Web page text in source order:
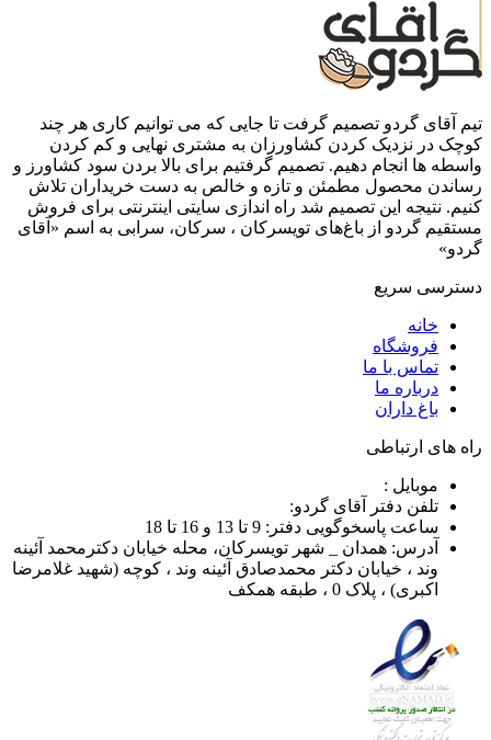
تیم آقای گردو تصمیم گرفت تا جایی که می توانیم کاری هر چند
کوچک در نزدیک کردن کشاورزان به مشتری نهایی و کم کردن
واسطه ها انجام دهیم. تصمیم گرفتیم برای بالا بردن سود کشاورز و
رساندن محصول مطمئن و تازه و خالص به دست خریداران تلاش
کنیم. نتیجه این تصمیم شد راه اندازی سایتی اینترنتی برای فروش
مستقیم گردو از باغ‌های تویسرکان ، سرکان، سرابی به اسم «آقای
گردو»
دسترسی سریع
خانه
فروشگاه
تماس با ما
درباره ما
باغ داران
راه های ارتباطی
موبایل :
تلفن دفتر آقای گردو:
ساعت پاسخوگویی دفتر: 9 تا 13 و 16 تا 18
آدرس: همدان _ شهر تویسرکان، محله خیابان دکترمحمد آئینه
وند ، خیابان دکتر محمدصادق آئینه وند ، کوچه (شهید غلامرضا
اکبری) ، پلاک 0 ، طبقه همکف